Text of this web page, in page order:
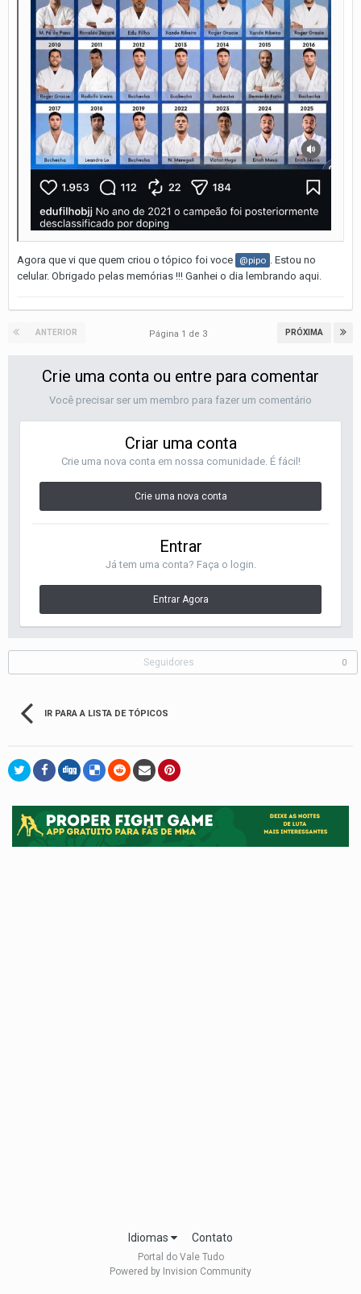
Agora que vi que quem criou o tópico foi voce @pipo
. Estou no
celular. Obrigado pelas memórias !!! Ganhei o dia lembrando aqui.
ANTERIOR PRÓXIMA
Página 1 de 3
Crie uma conta ou entre para comentar
Você precisar ser um membro para fazer um comentário
Criar uma conta
Crie uma nova conta em nossa comunidade. É fácil!
Crie uma nova conta
Entrar
Já tem uma conta? Faça o login.
Entrar Agora
Seguidores 0
IR PARA A LISTA DE TÓPICOS
Idiomas Contato
Portal do Vale Tudo
Powered by Invision Community